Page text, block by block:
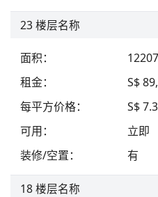
23 楼层名称
面积： 12207
租金：
S$
每平方价格：
S$
可用：
立即
装修/空置： 有
18楼层名称